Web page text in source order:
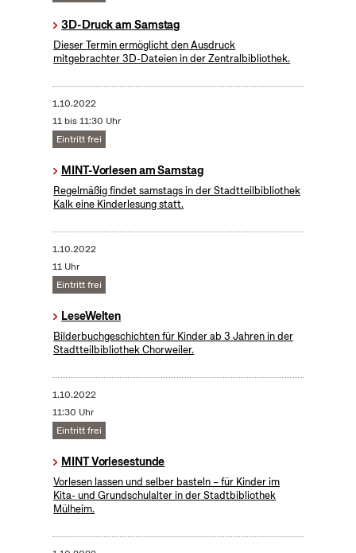
3D-Druck am Samstag
Dieser Termin ermöglicht den Ausdruck
mitgebrachter 3D-Dateien in der Zentralbibliothek.
1.10.2022
11 bis 11:30 Uhr
Eintritt frei
MINT-Vorlesen am Samstag
Regelmäßig findet samstags in der Stadtteilbibliothek
Kalk eine Kinderlesung statt.
1.10.2022
11 Uhr
Eintritt frei
LeseWelten
Bilderbuchgeschichten für Kinder ab 3 Jahren in der
Stadtteilbibliothek Chorweiler.
1.10.2022
11:30 Uhr
Eintritt frei
MINT Vorlesestunde
Vorlesen lassen und selber basteln – für Kinder im
Kita- und Grundschulalter in der Stadtbibliothek
Mülheim.